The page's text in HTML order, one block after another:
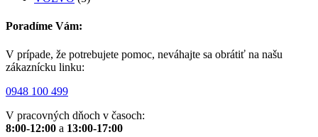
Poradíme Vám:
V prípade, že potrebujete pomoc, neváhajte sa obrátiť na našu
zákaznícku linku:
0948 100 499
V pracovných dňoch v časoch:
8:00-12:00 a 13:00-17:00